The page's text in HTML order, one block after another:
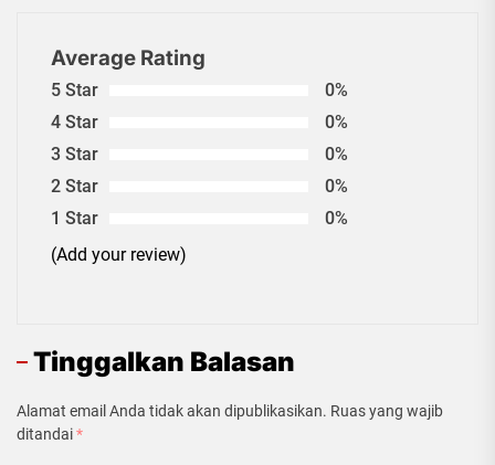
Average Rating
5 Star
0%
4 Star
0%
3 Star
0%
2 Star
0%
1 Star
0%
(Add your review)
Tinggalkan Balasan
Alamat email Anda tidak akan dipublikasikan. Ruas yang wajib
ditandai*